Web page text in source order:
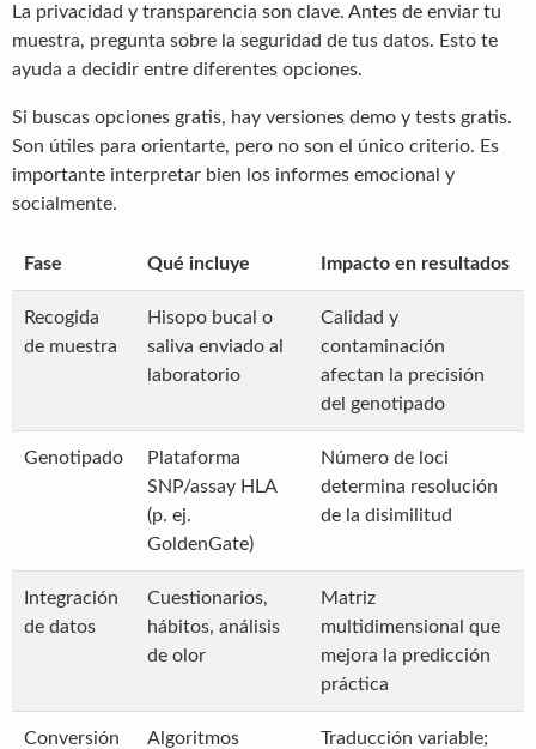
La privacidad y transparencia son clave. Antes de enviar tu
muestra, pregunta sobre la seguridad de tus datos. Esto te
ayuda a decidir entre diferentes opciones.
Si buscas opciones gratis, hay versiones demo y tests gratis.
Son útiles para orientarte, pero no son el único criterio. Es
importante interpretar bien los informes emocional y
socialmente.
Fase Qué incluye Impacto en resultados
Recogida
de muestra
Hisopo bucal o
saliva enviado al
laboratorio
Calidad y
contaminación
afectan la precisión
del genotipado
Genotipado
Plataforma
SNP/assay HLA
(p. ej.
GoldenGate)
Número de loci
determina resolución
de la disimilitud
Integración
de datos
Cuestionarios,
hábitos, análisis
de olor
Matriz
multidimensional que
mejora la predicción
práctica
Conversión
Algoritmos
Traducción variable;